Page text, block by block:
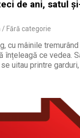
de ani, satul
Fără categorie
cu mâinile
înțeleagă ce vedea.
uitau printre garduri,